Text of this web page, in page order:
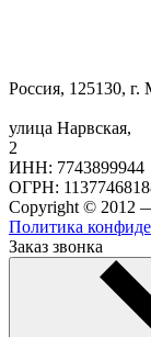
Россия, 125130, г.
улица Нарвская,
2
ИНН: 7743899944
ОГРН:
Copyright © 2012
Политика
Заказ звонка